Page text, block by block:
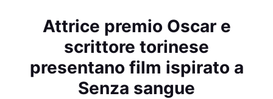
Attrice premio Oscar e
scrittore torinese
presentano film ispirato a
Senza sangue